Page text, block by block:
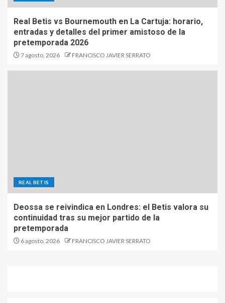
Real Betis vs Bournemouth en La Cartuja: horario,
entradas y detalles del primer amistoso de la
pretemporada 2026
7 agosto, 2026 FRANCISCO JAVIER SERRATO
REAL BETIS
Deossa se reivindica en Londres: el Betis valora su
continuidad tras su mejor partido de la
pretemporada
6 agosto, 2026 FRANCISCO JAVIER SERRATO